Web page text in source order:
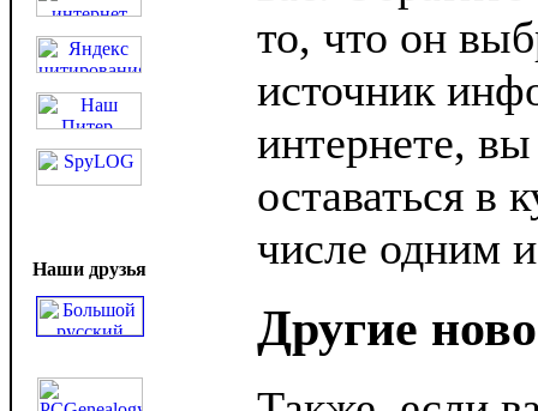
Наши друзья
то, что он
источник
интернете,
оставаться в
числе одним
Другие